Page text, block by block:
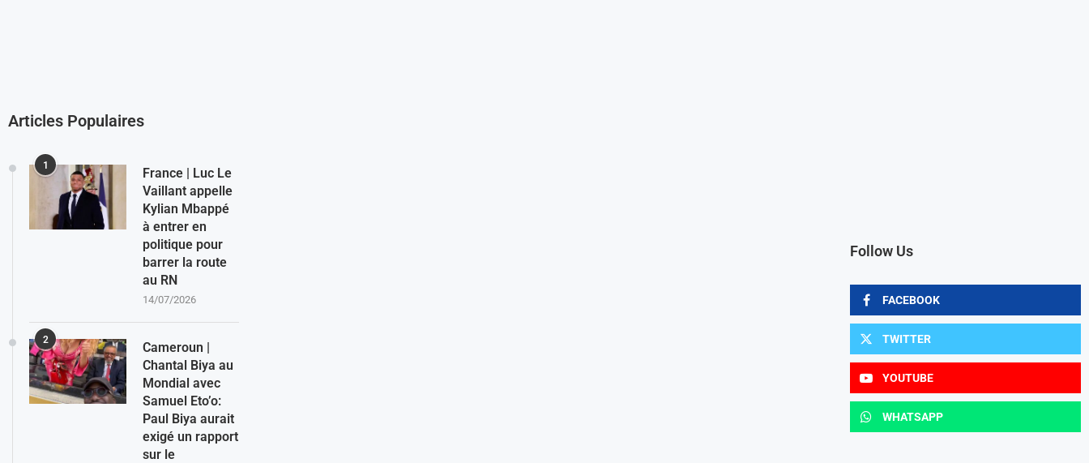
Follow Us
FACEBOOK
TWITTER
YOUTUBE
WHATSAPP
Articles Populaires
1
France | Luc Le
Vaillant appelle
Kylian Mbappé
à entrer en
politique pour
barrer la route
au RN
14/07/2026
2
Cameroun |
Chantal Biya au
Mondial avec
Samuel Eto’o:
Paul Biya aurait
exigé un rapport
sur le